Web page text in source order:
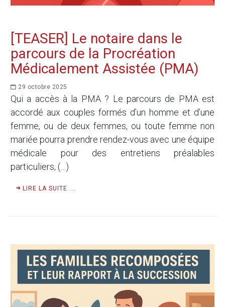
[TEASER] Le notaire dans le
parcours de la Procréation
Médicalement Assistée (PMA)
29 octobre 2025
Qui a accès à la PMA ? Le parcours de PMA est
accordé aux couples formés d’un homme et d’une
femme, ou de deux femmes, ou toute femme non
mariée pourra prendre rendez-vous avec une équipe
médicale pour des entretiens préalables
particuliers, (…)
LIRE LA SUITE ...